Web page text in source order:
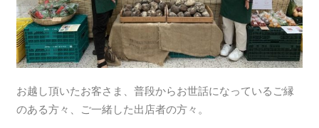
お越し頂いたお客さま、普段からお世話になっているご縁
のある方々、ご一緒した出店者の方々。